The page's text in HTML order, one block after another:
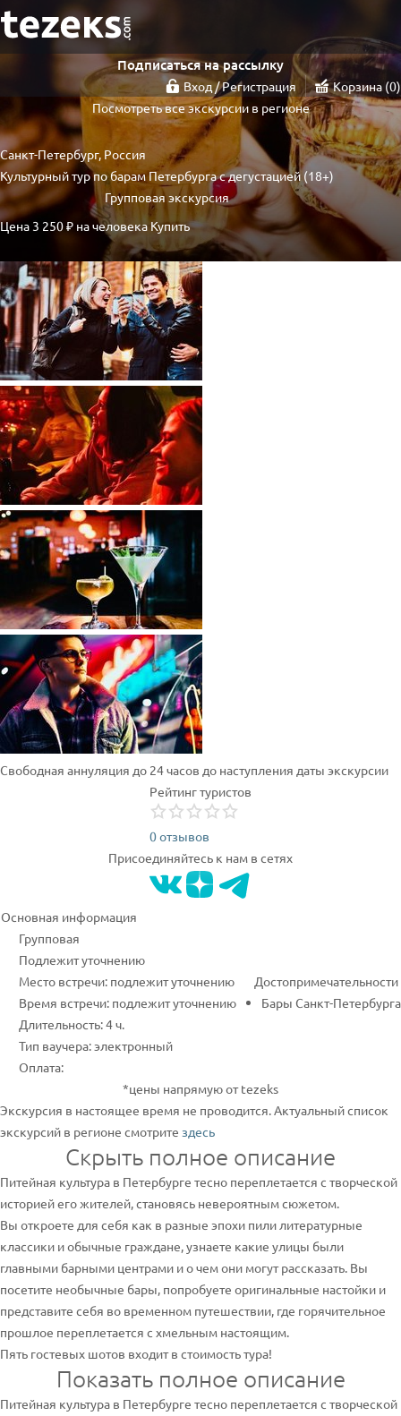
Подписаться на рассылку
Вход / Регистрация Корзина 0
Посмотреть все экскурсии в регионе
Санкт-Петербург, Россия
Культурный тур по барам Петербурга с дегустацией (18+)
Групповая экскурсия
Цена 3 250 ₽ на человекаКупить
Свободная аннуляция до 24 часов до наступления даты экскурсии
Рейтинг туристов
0 отзывов
Присоединяйтесь к нам в сетях
Основная информация
Групповая
Подлежит уточнению
Место встречи: подлежит уточнению
Время встречи: подлежит уточнению
Длительность: 4 ч.
Тип ваучера: электронный
Оплата:
Достопримечательности
Бары Санкт-Петербурга
*цены напрямую от tezeks
Экскурсия в настоящее время не проводится. Актуальный список
экскурсий в регионе смотрите здесь
Скрыть полное описание
Питейная культура в Петербурге тесно переплетается с творческой
историей его жителей, становясь невероятным сюжетом.
Вы откроете для себя как в разные эпохи пили литературные
классики и обычные граждане, узнаете какие улицы были
главными барными центрами и о чем они могут рассказать. Вы
посетите необычные бары, попробуете оригинальные настойки и
представите себя во временном путешествии, где горячительное
прошлое переплетается с хмельным настоящим.
Пять гостевых шотов входит в стоимость тура!
Показать полное описание
Питейная культура в Петербурге тесно переплетается с творческой